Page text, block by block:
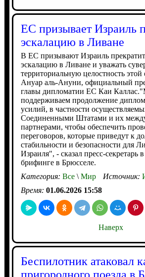
ЕС призывает Израиль
эскалацию в Ливане
В ЕС призывают Израиль
эскалацию в Ливане и уважать
территориальную целостность этой
Ануар аль-Ануни, официальный
главы дипломатии ЕС Каи
поддерживаем продолжение
усилий, в частности
Соединенными Штатами и их
партнерами, чтобы обеспечить
переговоров, которые приведут к
стабильности и безопасности для
Израиля", - сказал пресс-секретарь
брифинге в Брюсселе.
Категория: Все\Мир Источник:
Время: 01.06.2026 15:58
Наверх
Беспилотник атаковал
пригородного поезда в